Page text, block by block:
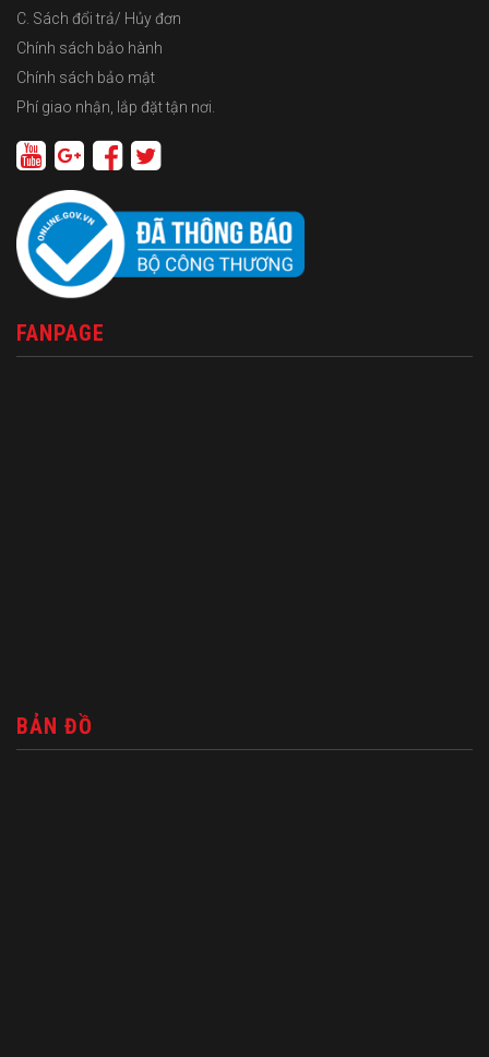
C. Sách đổi trả/ Hủy đơn
Chính sách bảo hành
Chính sách bảo mật
Phí giao nhận, lắp đặt tận nơi.
FANPAGE
BẢN ĐỒ